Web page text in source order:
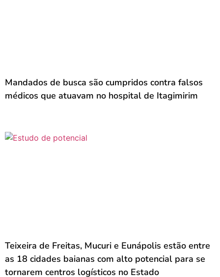
Mandados de busca são cumpridos contra falsos
médicos que atuavam no hospital de Itagimirim
Teixeira de Freitas, Mucuri e Eunápolis estão entre
as 18 cidades baianas com alto potencial para se
tornarem centros logísticos no Estado